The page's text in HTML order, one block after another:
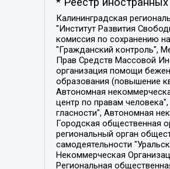
Калининградская региональная общественная организация "Экозащита!-Женсовет", Фонд содействия защите прав и свобод граждан "Общественный вердикт", Фонд "Институт Развития Свободы Информации", Частное учреждение "Информационное агентство МЕМО. РУ", Региональная общественная организация "Общественная комиссия по сохранению наследия академика Сахарова", Фонд поддержки свободы прессы, Санкт-Петербургская общественная правозащитная организация "Гражданский контроль", Межрегиональная общественная организация "Информационно-просветительский центр "Мемориал", Региональный Фонд "Центр Защиты Прав Средств Массовой Информации", с 05.12.2023 Фонд "Центр Защиты Прав Средств массовой информации", Региональная общественная благотворительная организация помощи беженцам и мигрантам "Гражданское содействие", Негосударственное образовательное учреждение дополнительного профессионального образования (повышение квалификации) специалистов "АКАДЕМИЯ ПО ПРАВАМ ЧЕЛОВЕКА", Свердловская региональная общественная организация "Сутяжник", Автономная некоммерческая организация "Центр независимых социологических исследований", Союз общественных объединений "Российский исследовательский центр по правам человека", Региональное общественное учреждение научно-информационный центр "МЕМОРИАЛ", Некоммерческая организация "Фонд защиты гласности", Автономная некоммерческая организация "Институт прав человека", Городская общественная организация "Екатеринбургское общество "МЕМОРИАЛ", Городская общественная организация "Рязанское историко-просветительское и правозащитное общество "Мемориал"